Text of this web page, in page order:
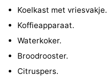
Golfbanen
-
Delta-
en
Eten
en
Evenementen
Koelkast met vriesvakje.
Koffieapparaat.
Waterkoker.
Broodrooster.
Citruspers.